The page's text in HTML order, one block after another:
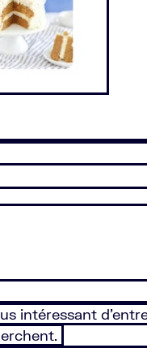
intéressant